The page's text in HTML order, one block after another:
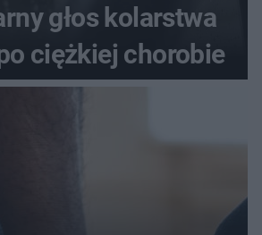
głos kolarstwa
ciężkiej chorobie